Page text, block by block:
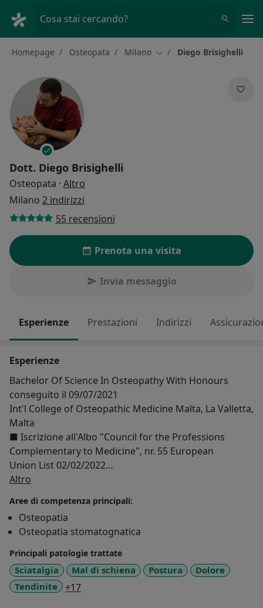
Cosa stai cercando?
Homepage Osteopata Milano Cambia città
Diego Brisighelli
Dott. Diego Brisighelli
Osteopata · Altro
Milano 2 indirizzi
55 recensioni
Prenota una visita
Invia messaggio
Esperienze Prestazioni Indirizzi
Esperienze
Bachelor Of Science In Osteopathy With Honours
conseguito il 09/07/2021
Int'l College of Osteopathic Medicine Malta, La Valletta,
Malta
■ Iscrizione all'Albo "Council for the Professions
Complementary to Medicine", nr. 55 European
Union List 02/02/2022
■ Abilitazione Osteopata
Honours
■ Master in: Osteopatia applicata all'Odontoiatria
(modulo base, modulo specialistico in gnatologia,
modulo specialistico in metabolismo, igiene e
chirurgia del cavo orale e modulo di ortodonzia)
Advanced Osteopathy Istitute Milano 24/06/2022
■ Master in: Osteopatia Sportiva TCIO Milano
Altro
Aree di competenza principali:
Osteopatia
Osteopatia stomatognatica
Principali patologie trattate
Sciatalgia Mal di schiena Postura
Dolore
Tendinite
+17a11y_sr_more_diseases